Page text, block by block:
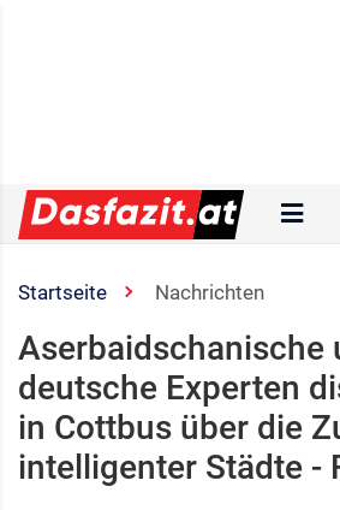
Startseite Nachrichten
Aserbaidschanische
deutsche Experten
in Cottbus über die
intelligenter Städte -